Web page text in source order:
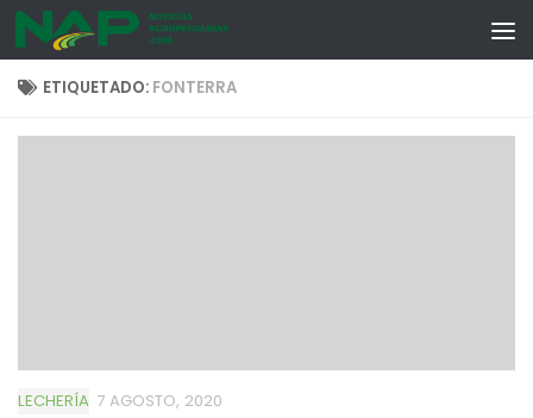
Skip to content
ETIQUETADO: FONTERRA
LECHERÍA 7 AGOSTO, 2020